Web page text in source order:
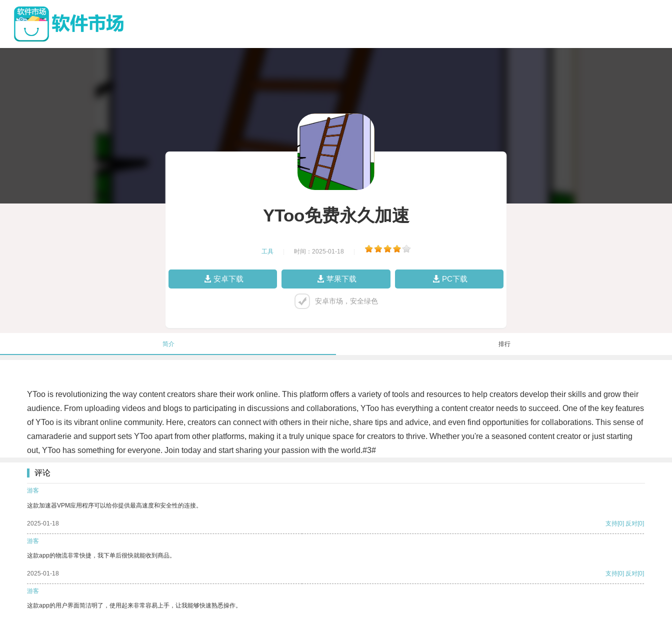
YToo免费永久加速
工具 时间：2025-01-18
安卓下载 苹果下载 PC下载
安卓市场，安全绿色
简介 排行
YToo is revolutionizing the way content creators share their work online. This platform offers a variety of tools and resources to help creators develop their skills and grow their
audience. From uploading videos and blogs to participating in discussions and collaborations, YToo has everything a content creator needs to succeed. One of the key features
of YToo is its vibrant online community. Here, creators can connect with others in their niche, share tips and advice, and even find opportunities for collaborations. This sense of
camaraderie and support sets YToo apart from other platforms, making it a truly unique space for creators to thrive. Whether you're a seasoned content creator or just starting
out, YToo has something for everyone. Join today and start sharing your passion with the world.#3#
评论
游客
这款加速器VPM应用程序可以给你提供最高速度和安全性的连接。
2025-01-18 支持[0] 反对[0]
游客
这款app的物流非常快捷，我下单后很快就能收到商品。
2025-01-18 支持[0] 反对[0]
游客
这款app的用户界面简洁明了，使用起来非常容易上手，让我能够快速熟悉操作。